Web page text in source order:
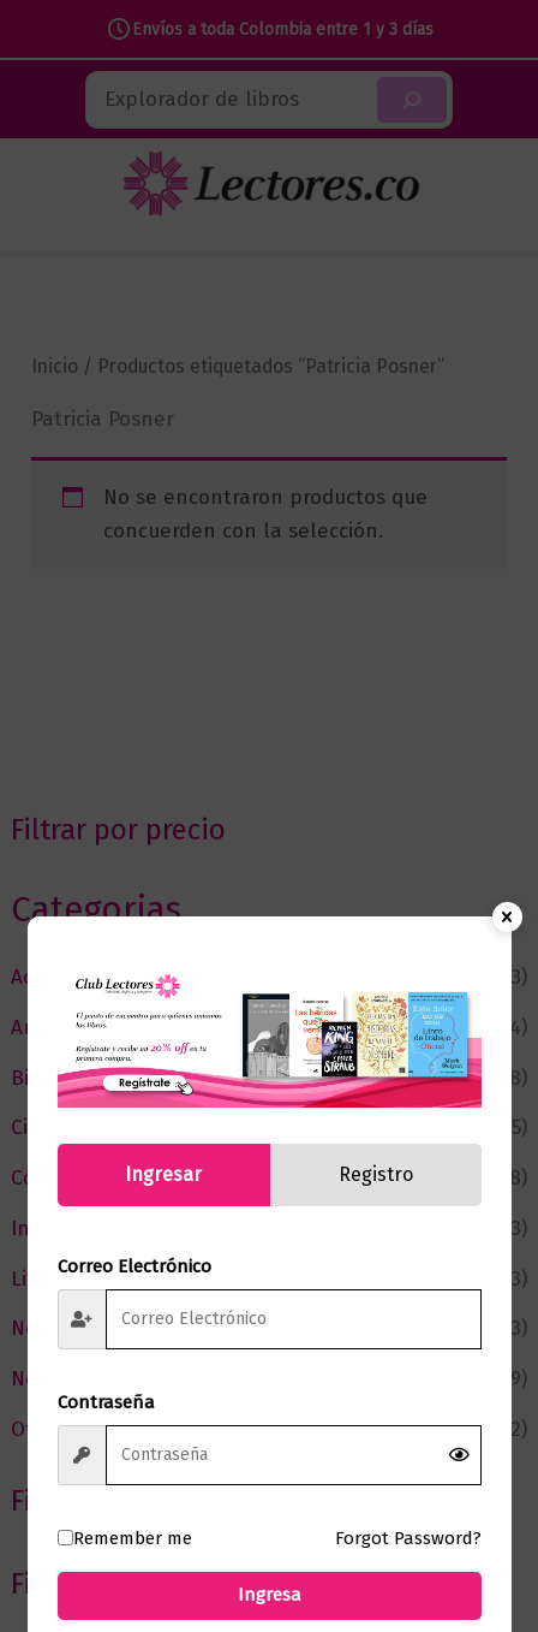
Envíos a toda Colombia entre 1 y 3 días
contenido
Buscar
Filtrar por precio
Categorias
Actualidad
(53)
Autor del Mes
(4)
Bienestar
(228)
Ciencia y Conocimiento
(75)
Cómic y Fantasía
(88)
Infantil y Juvenil
(213)
Literatura
(373)
Negocios
(43)
Novedades
(109)
Ofertas
(12)
Filtrar por Autor
Filtrar por editorial
Inicio / Productos etiquetados “Patricia Posner”
Patricia Posner
No se encontraron productos que
concuerden con la selección.
Ingresar Registro
Correo Electrónico
Contraseña
Remember me Forgot Password?
Ingresa